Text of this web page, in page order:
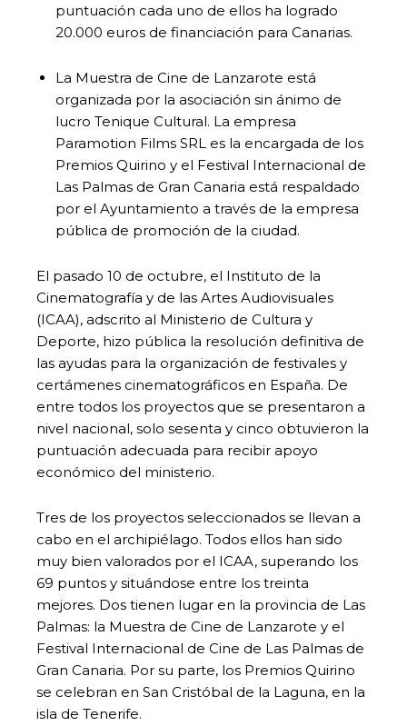
puntuación cada uno de ellos ha logrado
20.000 euros de financiación para Canarias.
La Muestra de Cine de Lanzarote está
organizada por la asociación sin ánimo de
lucro Tenique Cultural. La empresa
Paramotion Films SRL es la encargada de los
Premios Quirino y el Festival Internacional de
Las Palmas de Gran Canaria está respaldado
por el Ayuntamiento a través de la empresa
pública de promoción de la ciudad.
El pasado 10 de octubre, el Instituto de la
Cinematografía y de las Artes Audiovisuales
(ICAA), adscrito al Ministerio de Cultura y
Deporte, hizo pública la resolución definitiva de
las ayudas para la organización de festivales y
certámenes cinematográficos en España. De
entre todos los proyectos que se presentaron a
nivel nacional, solo sesenta y cinco obtuvieron la
puntuación adecuada para recibir apoyo
económico del ministerio.
Tres de los proyectos seleccionados se llevan a
cabo en el archipiélago. Todos ellos han sido
muy bien valorados por el ICAA, superando los
69 puntos y situándose entre los treinta
mejores. Dos tienen lugar en la provincia de Las
Palmas: la Muestra de Cine de Lanzarote y el
Festival Internacional de Cine de Las Palmas de
Gran Canaria. Por su parte, los Premios Quirino
se celebran en San Cristóbal de la Laguna, en la
isla de Tenerife.